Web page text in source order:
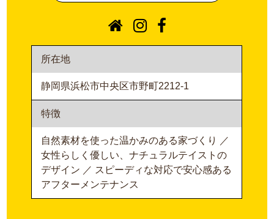
所在地
静岡県浜松市中央区市野町2212-1
特徴
自然素材を使った温かみのある家づくり ／
女性らしく優しい、ナチュラルテイストの
デザイン ／ スピーディな対応で安心感ある
アフターメンテナンス